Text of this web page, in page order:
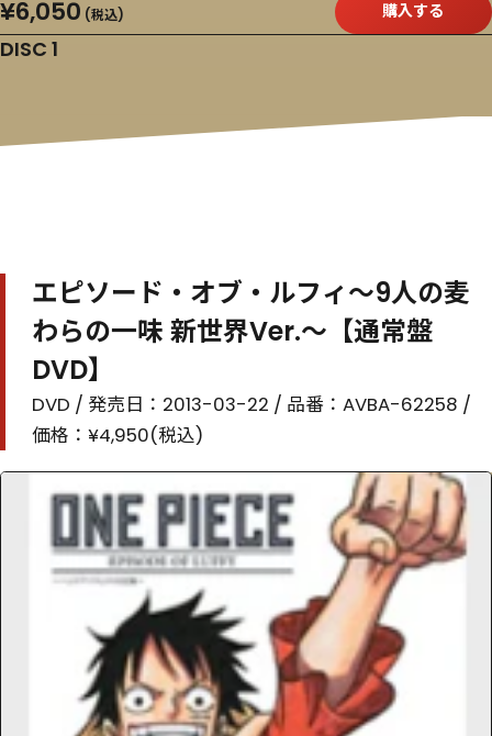
¥6,050 (税込) 購入する
DISC 1
エピソード・オブ・ルフィ～9人の麦
わらの一味 新世界Ver.～【通常盤
DVD】
DVD / 発売日：2013-03-22 / 品番：AVBA-62258 /
価格：¥4,950(税込)